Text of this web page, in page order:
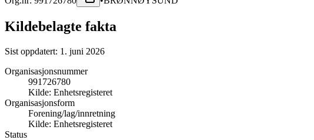
Kildebelagte fakta
Sist oppdatert: 1. juni 2026
Organisasjonsnummer
991726780
Kilde: Enhetsregisteret
Organisasjonsform
Forening/lag/innretning
Kilde: Enhetsregisteret
Status